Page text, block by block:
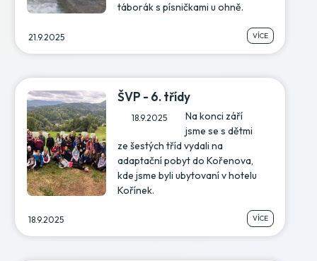
táborák s písničkami u ohně.
21.9.2025 VÍCE
ŠVP - 6. třídy
18.9.2025
Na konci září
jsme se s dětmi
ze šestých tříd vydali na
adaptační pobyt do Kořenova,
kde jsme byli ubytovaní v hotelu
Kořínek.
18.9.2025 VÍCE